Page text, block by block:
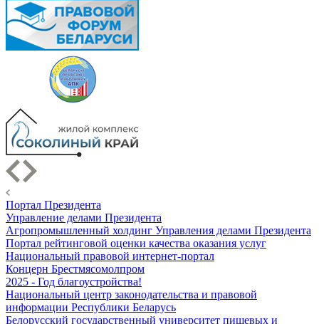
Портал Президента
Управление делами Президента
Агропромышленный холдинг Управления делами Президента
Портал рейтинговой оценки качества оказания услуг
Национальный правовой интернет-портал
Концерн Брестмясомолпром
2025 - Год благоустройства!
Национальный центр законодательства и правовой
информации Республики Беларусь
Белорусский государственный университет пищевых и